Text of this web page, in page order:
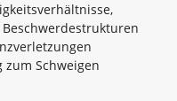
Schweigen